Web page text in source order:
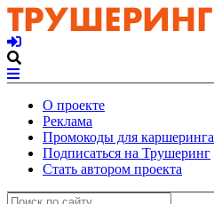
О проекте
Реклама
Промокоды для каршеринга
Подписаться на Трушеринг
Стать автором проекта